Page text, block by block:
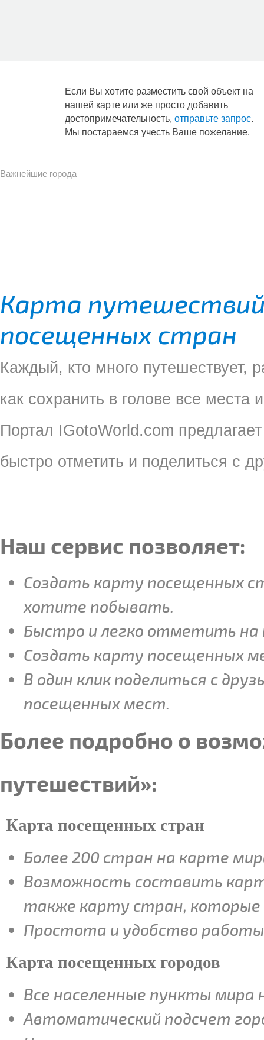
Если Вы хотите разместить свой объект на
нашей карте или же просто добавить
достопримечательность, отправьте запрос.
Мы постараемся учесть Ваше пожелание.
Важнейшие города
Карта
посещенных стран
Каждый, кто много путешествует,
как сохранить в голове все
Портал IGotoWorld.com
быстро отметить и поделиться с
Наш сервис позволяет:
Создать карту посещенных
хотите побывать.
Быстро и легко отметить на
Создать карту посещенных
В один клик поделиться с
посещенных мест.
Более подробно о
путешествий»:
Карта посещенных стран
Более 200 стран на карте
Возможность составить
также карту стран,
Простота и удобство
Карта посещенных городов
Все населенные пункты мира
Автоматический подсчет